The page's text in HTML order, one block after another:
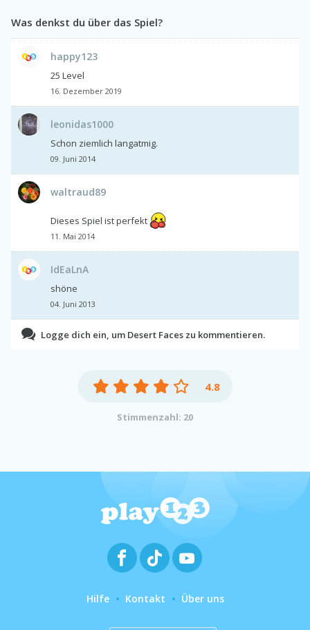
Was denkst du über das Spiel?
happy123
25 Level
16. Dezember 2019
leonidas1000
Schon ziemlich langatmig.
09. Juni 2014
waltraud89
Dieses Spiel ist perfekt
11. Mai 2014
IdEaLnA
shöne
04. Juni 2013
Logge dich ein, um Desert Faces zu kommentieren.
4.8
Stimmenzahl: 20
Hilfe Kontakt Über uns